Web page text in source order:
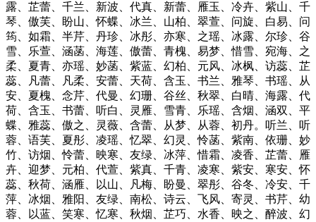
露、芷蕾、千兰、新波、代真、新蕾、雁玉、冷卉、紫山、千
琴、傲芙、盼山、怀蝶、冰兰、山柏、翠萱、问旋、白易、问
筠、如霜、半芹、丹珍、冰彤、亦寒、之瑶、冰露、尔珍、谷
雪、乐萱、涵菡、海莲、傲蕾、青槐、易梦、惜雪、宛海、之
柔、夏青、亦瑶、妙菡、紫蓝、幻柏、元风、冰枫、访蕊、芷
蕊、凡蕾、凡柔、安蕾、天荷、含玉、书兰、雅琴、书瑶、从
安、夏槐、念芹、代曼、幻珊、谷丝、秋翠、白晴、海露、代
荷、含玉、书蕾、听白、灵雁、雪青、乐瑶、含烟、涵双、平
蝶、雅蕊、傲之、灵薇、含蕾、从梦、从蓉、初丹。听兰、听
蓉、语芙、夏彤、凌瑶、忆翠、幻灵、怜菡、紫南、依珊、妙
竹、访烟、怜蕾、映寒、友绿、冰萍、惜霜、凌香、芷蕾、雁
卉、迎梦、元柏、代萱、紫真、千青、凌寒、紫安、寒安、怀
蕊、秋荷、涵雁、以山、凡梅、盼曼、翠彤、谷冬、冷安、千
萍、冰烟、雅阳、友绿、南松、诗云、飞风、寄灵、书芹、幼
蓉、以蓝、笑寒、忆寒、秋烟、芷巧、水香、映之、醉波、幻